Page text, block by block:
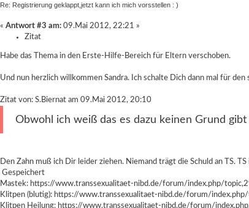
Re: Registrierung geklappt,jetzt kann ich mich vorsstellen : )
« Antwort #3 am: 09.Mai 2012, 22:21 »
Zitat
Habe das Thema in den Erste-Hilfe-Bereich für Eltern verschoben.
Und nun herzlich willkommen Sandra. Ich schalte Dich dann mal für
Zitat von: S.Biernat am 09.Mai 2012, 20:10
Obwohl ich weiß das es dazu keinen Grund
Den Zahn muß ich Dir leider ziehen. Niemand trägt die Schuld an TS.
Gespeichert
Mastek: https://www.transsexualitaet-nibd.de/forum/index.php/
Klitpen (blutig): https://www.transsexualitaet-nibd.de/forum/
Klitpen Heilung: https://www.transsexualitaet-nibd.de/forum/